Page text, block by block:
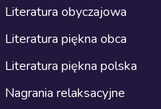
Literatura obyczajowa
Literatura piękna obca
Literatura piękna polska
Nagrania relaksacyjne